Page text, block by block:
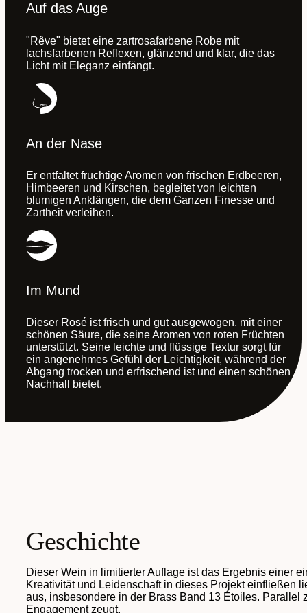
Auf das Auge
"Rêve" bietet eine zartrosafarbene Robe mit
lachsfarbenen Reflexen, glänzend und klar, die das
Licht mit Eleganz einfängt.
An der Nase
Er entfaltet fruchtige Aromen von frischen Erdbeeren,
Himbeeren und Kirschen, begleitet von leichten
blumigen Anklängen, die dem Ganzen Finesse und
Zartheit verleihen.
Im Mund
Dieser Rosé ist frisch und gut ausgewogen, mit einer
schönen Säure, die seine Aromen von roten Früchten
unterstützt. Seine leichte und flüssige Textur sorgt für
ein angenehmes Gefühl der Leichtigkeit, während der
Abgang trocken und erfrischend ist und einen schönen
Nachhall bietet.
Geschichte
Dieser Wein in limitierter Auflage ist das Ergebnis einer
Kreativität und Leidenschaft in dieses Projekt einfließen
aus, insbesondere in der Brass Band 13 Étoiles.
Engagement zeugt.